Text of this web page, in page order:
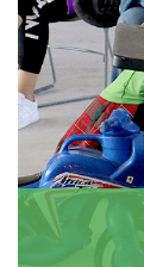
Calidad"